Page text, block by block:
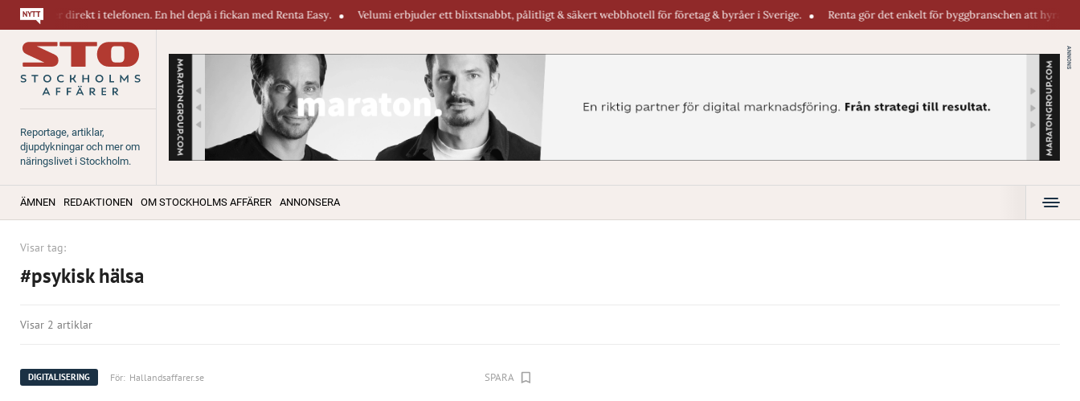
direkt i telefonen. En hel depå i fickan med Renta Easy. Velumi erbjuder ett blixtsnabbt, pålitligt & säkert webbhotell för företag & byråer i Sverige. Renta gör det enkelt för byggbranschen att hyra maskiner
Reportage, artiklar,
djupdykningar och mer om
näringslivet i Stockholm.
ANNONS
ÄMNEN REDAKTIONEN OM STOCKHOLMS AFFÄRER ANNONSERA
Visar tag:
#psykisk hälsa
Visar 2 artiklar
DIGITALISERING För: Hallandsaffarer.se SPARA